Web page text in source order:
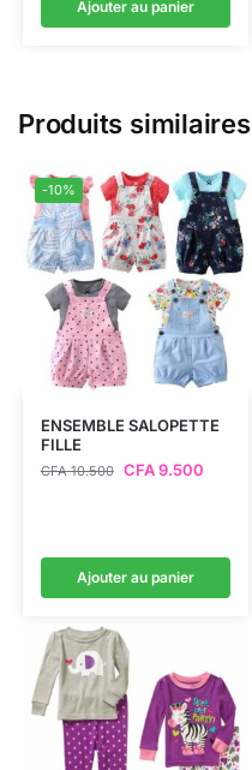
Ajouter au panier
Produits similaires
-10%
ENSEMBLE SALOPETTE
FILLE
CFA10.500 CFA9.500
Ajouter au panier